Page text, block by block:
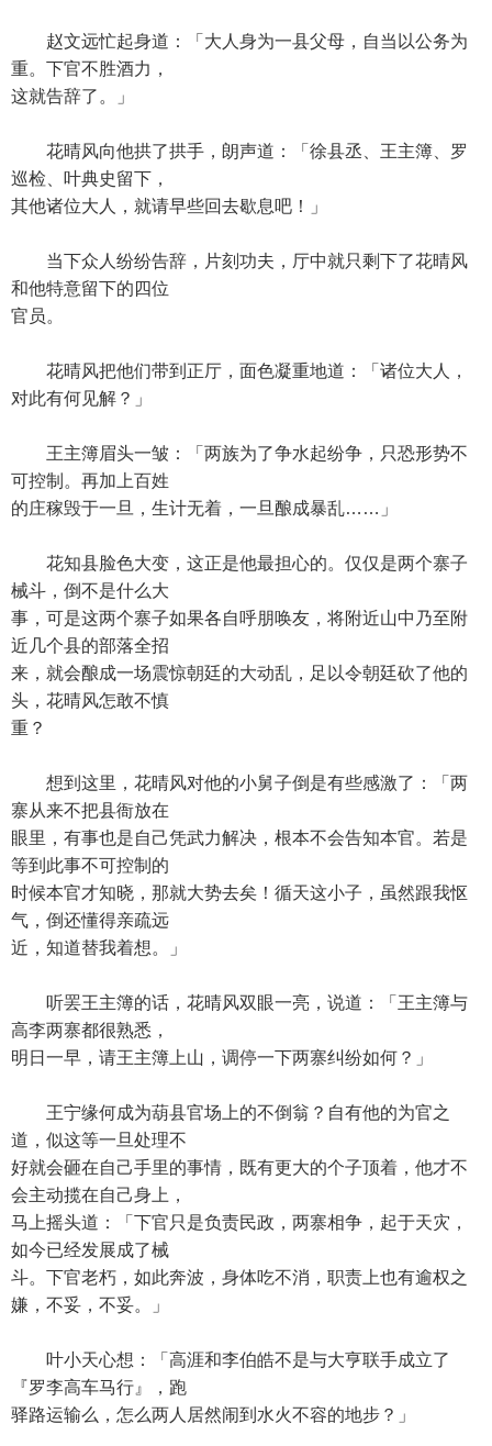
赵文远忙起身道：「大人身为一县父母，自当以公务为
重。下官不胜酒力，
这就告辞了。」
花晴风向他拱了拱手，朗声道：「徐县丞、王主簿、罗
巡检、叶典史留下，
其他诸位大人，就请早些回去歇息吧！」
当下众人纷纷告辞，片刻功夫，厅中就只剩下了花晴风
和他特意留下的四位
官员。
花晴风把他们带到正厅，面色凝重地道：「诸位大人，
对此有何见解？」
王主簿眉头一皱：「两族为了争水起纷争，只恐形势不
可控制。再加上百姓
的庄稼毁于一旦，生计无着，一旦酿成暴乱……」
花知县脸色大变，这正是他最担心的。仅仅是两个寨子
械斗，倒不是什么大
事，可是这两个寨子如果各自呼朋唤友，将附近山中乃至附
近几个县的部落全招
来，就会酿成一场震惊朝廷的大动乱，足以令朝廷砍了他的
头，花晴风怎敢不慎
重？
想到这里，花晴风对他的小舅子倒是有些感激了：「两
寨从来不把县衙放在
眼里，有事也是自己凭武力解决，根本不会告知本官。若是
等到此事不可控制的
时候本官才知晓，那就大势去矣！循天这小子，虽然跟我怄
气，倒还懂得亲疏远
近，知道替我着想。」
听罢王主簿的话，花晴风双眼一亮，说道：「王主簿与
高李两寨都很熟悉，
明日一早，请王主簿上山，调停一下两寨纠纷如何？」
王宁缘何成为葫县官场上的不倒翁？自有他的为官之
道，似这等一旦处理不
好就会砸在自己手里的事情，既有更大的个子顶着，他才不
会主动揽在自己身上，
马上摇头道：「下官只是负责民政，两寨相争，起于天灾，
如今已经发展成了械
斗。下官老朽，如此奔波，身体吃不消，职责上也有逾权之
嫌，不妥，不妥。」
叶小天心想：「高涯和李伯皓不是与大亨联手成立了
『罗李高车马行』，跑
驿路运输么，怎么两人居然闹到水火不容的地步？」